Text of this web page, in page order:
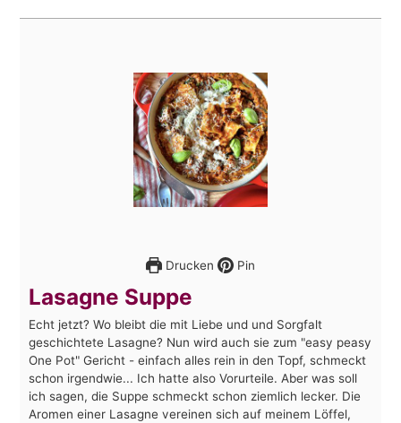
Drucken Pin
Lasagne Suppe
Echt jetzt? Wo bleibt die mit Liebe und und Sorgfalt
geschichtete Lasagne? Nun wird auch sie zum "easy peasy
One Pot" Gericht - einfach alles rein in den Topf, schmeckt
schon irgendwie... Ich hatte also Vorurteile. Aber was soll
ich sagen, die Suppe schmeckt schon ziemlich lecker. Die
Aromen einer Lasagne vereinen sich auf meinem Löffel,